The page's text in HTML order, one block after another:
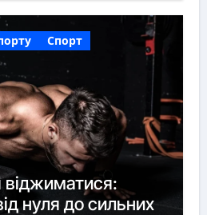
Спорт
віджиматися:
нуля до сильних